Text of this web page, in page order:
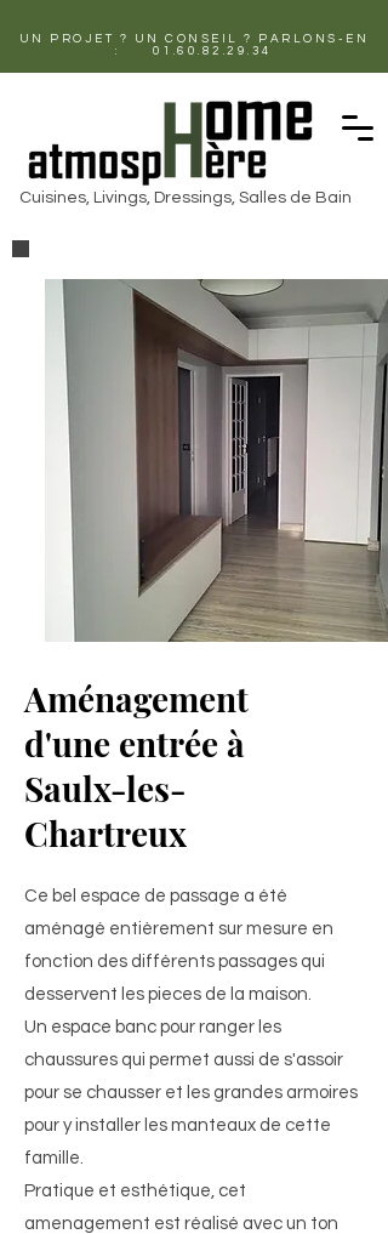
UN PROJET ? UN CONSEIL ? PARLONS-EN
: 01.60.82.29.34
Cuisines, Livings, Dressings, Salles de Bain
Aménagement
d'une entrée à
Saulx-les-
Chartreux
Ce bel espace de passage a été
aménagé entièrement sur mesure en
fonction des différents passages qui
desservent les pieces de la maison.
Un espace banc pour ranger les
chaussures qui permet aussi de s'assoir
pour se chausser et les grandes armoires
pour y installer les manteaux de cette
famille.
Pratique et esthétique, cet
amenagement est réalisé avec un ton